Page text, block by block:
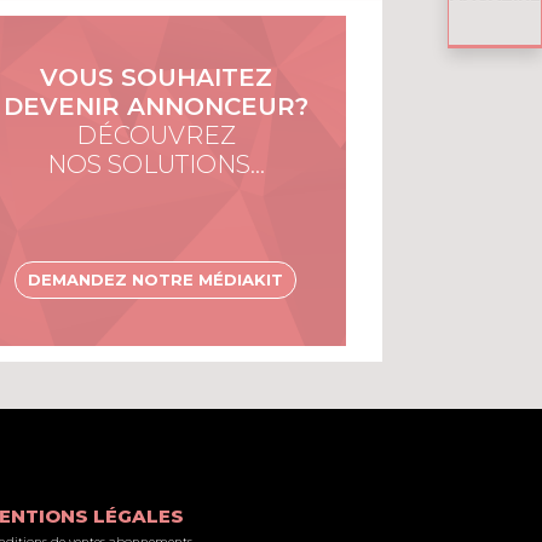
VOUS SOUHAITEZ
DEVENIR ANNONCEUR?
DÉCOUVREZ
NOS SOLUTIONS…
DEMANDEZ NOTRE MÉDIAKIT
LÉGALES